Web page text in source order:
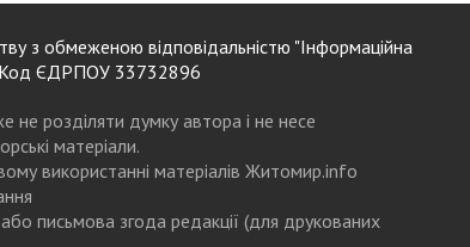
з обмеженою відповідальністю "Інформаційна
Код ЄДРПОУ 33732896
не розділяти думку автора і не несе
матеріали.
використанні матеріалів Житомир.info
або письмова згода редакції (для друкованих